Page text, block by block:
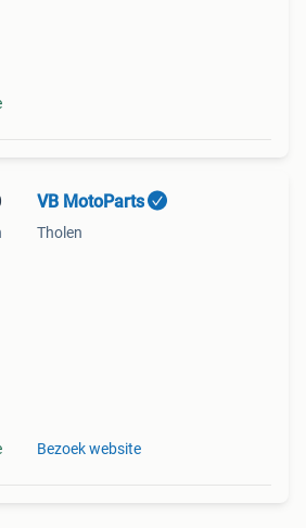
VB MotoParts
Tholen
Bezoek website